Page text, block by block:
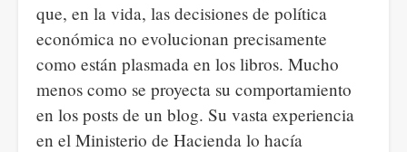
que, en la vida, las decisiones de política
económica no evolucionan precisamente
como están plasmada en los libros. Mucho
menos como se proyecta su comportamiento
en los posts de un blog. Su vasta experiencia
en el Ministerio de Hacienda lo hacía